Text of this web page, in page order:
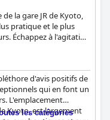
la gare JR de Kyoto,
pratique et le plus
Échappez à l'agitation
d'avis positifs de
qui en font un
L'emplacement
Kyoto, est largement
les catégories